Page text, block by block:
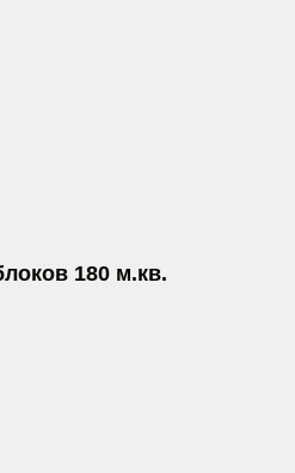
180 м.кв.